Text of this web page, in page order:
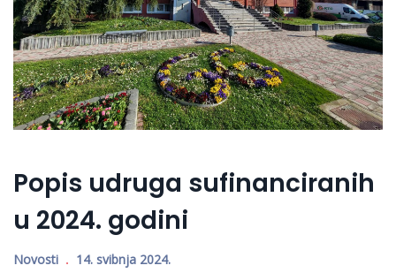
Popis udruga sufinanciranih
u 2024. godini
Novosti 14. svibnja 2024.